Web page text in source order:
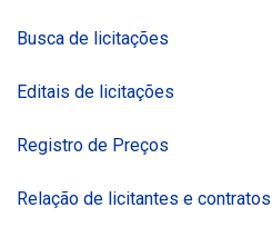
Busca de licitações
Editais de licitações
Registro de Preços
Relação de licitantes e